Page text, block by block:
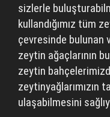
sizlerle
kullandığımız tüm
çevresinde bulunan
zeytin ağaçlarının
zeytin
zeytinyağlarımızın
ulaşabilmesini